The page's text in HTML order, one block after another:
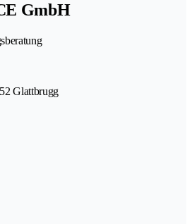
GmbH
Glattbrugg